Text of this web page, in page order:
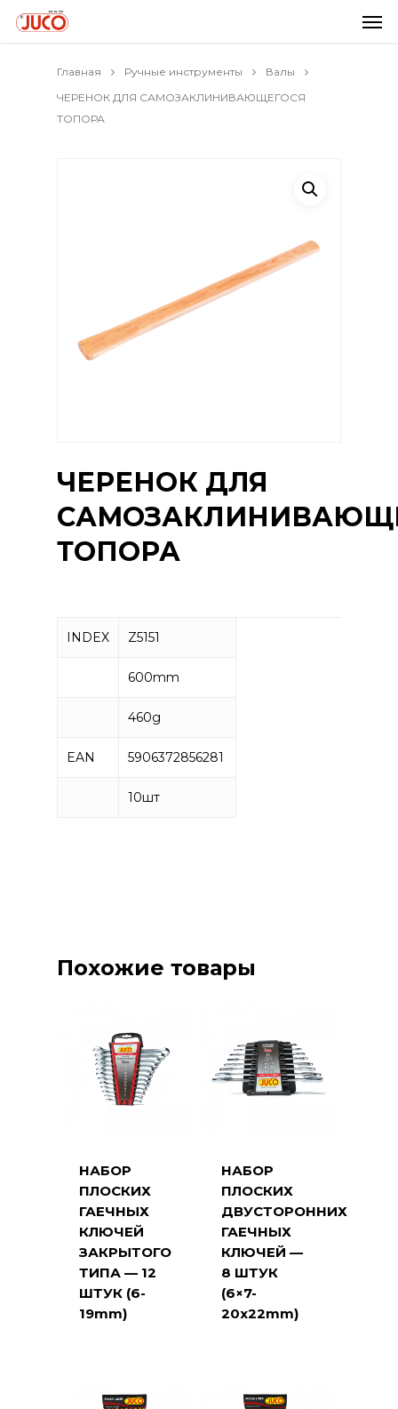
Главная Ручные инструменты
Валы
ЧЕРЕНОК ДЛЯ САМОЗАКЛИНИВАЮЩЕГОСЯ
ТОПОРА
ЧЕРЕНОК ДЛЯ
ТОПОРА
INDEX Z5151
600mm
460g
EAN 5906372856281
10шт
Похожие товары
НАБОР
ПЛОСКИХ
ГАЕЧНЫХ
КЛЮЧЕЙ
ЗАКРЫТОГО
ТИПА — 12
ШТУК (6-
19mm)
НАБОР
ПЛОСКИХ
ДВУСТОРОННИХ
ГАЕЧНЫХ
КЛЮЧЕЙ —
8 ШТУК
(6×7-
20x22mm)